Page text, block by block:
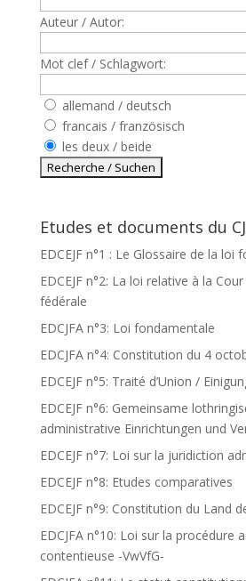
Auteur / Autor:
Mot clef / Schlagwort:
allemand / deutsch
francais / französisch
les deux / beide
Etudes et documents du
EDCEJF n°1 : Le Glossaire de la loi
EDCEJF n°2: La loi relative à la
fédérale
EDCJFA n°3: Loi fondamentale
EDCJFA n°4: Constitution du 4
EDCEJF n°5: Traité d’Union /
EDCEJF n°6: Gemeinsame
administrative Einrichtungen und
EDCEJF n°7: Loi sur la juridiction
EDCEJF n°8: Etudes comparatives
EDCEJF n°9: Constitution du Land
EDCJFA n°10: Loi sur la procédure
contentieuse -VwVfG-